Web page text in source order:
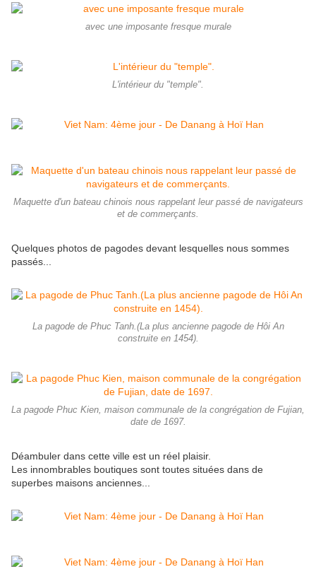
avec une imposante fresque murale
L'intérieur du "temple".
Maquette d'un bateau chinois nous rappelant leur passé de navigateurs
et de commerçants.
Quelques photos de pagodes devant lesquelles nous sommes
passés...
La pagode de Phuc Tanh.(La plus ancienne pagode de Hôi An
construite en 1454).
La pagode Phuc Kien, maison communale de la congrégation de Fujian,
date de 1697.
Déambuler dans cette ville est un réel plaisir.
Les innombrables boutiques sont toutes situées dans de
superbes maisons anciennes...